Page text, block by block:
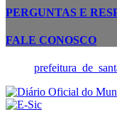
PERGUNTAS E
FALE CONOSCO